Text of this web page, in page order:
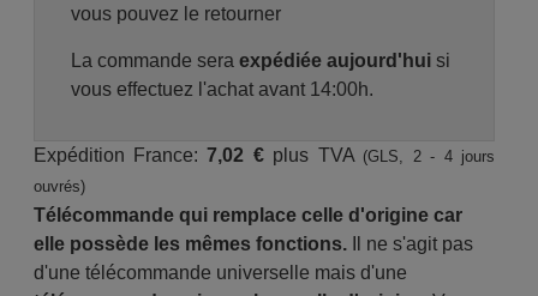
vous pouvez le retourner
La commande sera expédiée aujourd'huisi
vous effectuez l'achat avant 14:00h.
Expédition France:7,02 €plus TVA (GLS, 2 - 4 jours
ouvrés)
Télécommande qui remplace celle d'origine car
elle possède les mêmes fonctions.Il ne s'agit pas
d'une télécommande universelle mais d'une